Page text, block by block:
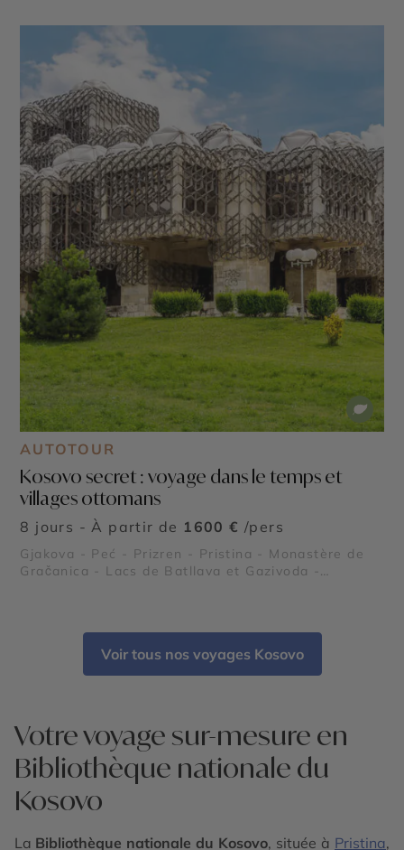
Sainte-Mère-Teresa - Bjeshkët e Nemuna -
Bibliothèque nationale du Kosovo - Mosquée Sultan
Mehmet Fatih - Forteresse de Prizren - Pont de
pierre de Prizren - Monastère Visoki Dečani - Parc
national de Rugova - Lac d’Ohrid et monastère
Saint-Naum - Canyon de Matka - Parc de Galichica
- Mosquée colorée de Tetovo - Forteresse de
Skopje et vieille ville - Monastère de Treskavec
AUTOTOUR
Kosovo secret : voyage dans le temps et
villages ottomans
8 jours - À partir de 1600 € /pers
Gjakova - Peć - Prizren - Pristina - Monastère de
Gračanica - Lacs de Batllava et Gazivoda -
Fatih - Forteresse de Prizren - Pont de pierre de
Prizren - Monastère Visoki Dečani - Parc national
de Rugova
Voir tous nos voyages Kosovo
Votre voyage sur-mesure en
Bibliothèque nationale du
Kosovo
La Bibliothèque nationale du Kosovo, située à Pristina,